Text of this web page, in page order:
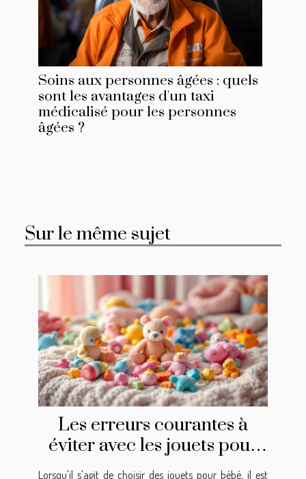
Soins aux personnes âgées : quels
sont les avantages d'un taxi
médicalisé pour les personnes
âgées ?
Sur le même sujet
Les erreurs courantes à
éviter avec les jouets pour
bébé
Lorsqu'il s'agit de choisir des jouets pour bébé, il est